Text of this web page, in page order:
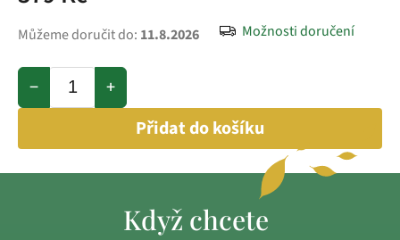
Můžeme doručit do: 11.8.2026 Možnosti doručení
+
−
Přidat do košíku
Když chcete